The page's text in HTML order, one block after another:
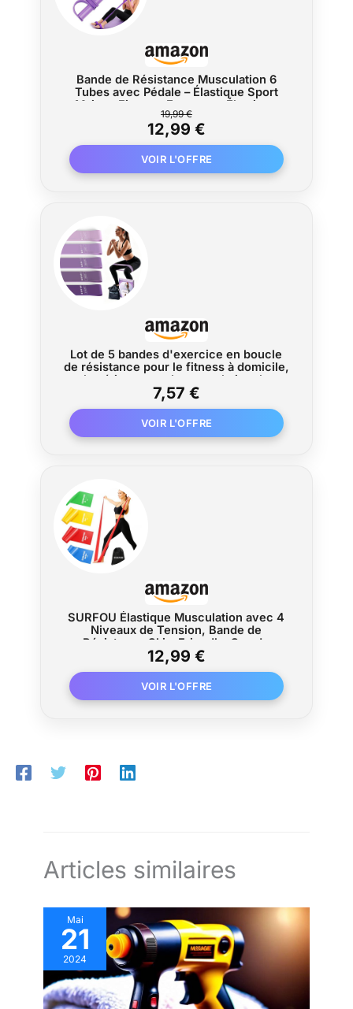
Bande de Résistance Musculation 6
Tubes avec Pédale – Élastique Sport
Maison Fitness, Extenseur Élastique
avec Poignées Antidérapantes pour
Abdominaux et Entraînement Complet
(Violet, 6 Tubes)
19,99 €
12,99 €
Lot de 5 bandes d'exercice en boucle
de résistance pour le fitness à domicile,
les étirements, la musculation, la
physiothérapie, bandes d'entraînement
élastiques pour femmes, hommes,
enfants (violet)
7,57 €
SURFOU Élastique Musculation avec 4
Niveaux de Tension, Bande de
Résistance Skin-Friendly, Sac de
Transport Inclus, Idéal pour Gym ou
Domicile, Sport, Pilates et Yoga
12,99 €
Articles similaires
Mai
21
2024